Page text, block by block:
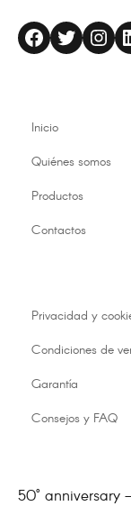
altaflex Twitter Instagram LinkedIn
Inicio
Quiénes somos
Productos
Contactos
Privacidad y
Condiciones de
Garantía
Consejos y FAQ
50° anniversary